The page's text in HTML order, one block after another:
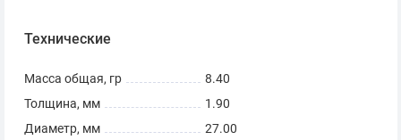
был приграничным пунктом между Тверским и
Новгородским княжеством. Благодаря близости к реке
и крупным сухопутным путям сообщения, в нем была
Технические
Масса общая, гр
8.40
Толщина, мм
1.90
Диаметр, мм
27.00